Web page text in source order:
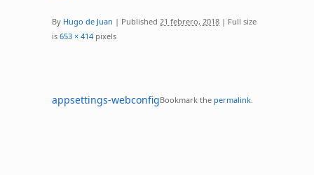
By Hugo de Juan | Published 21 febrero, 2018 | Full size
is 653 × 414 pixels
appsettings-webconfigBookmark the permalink